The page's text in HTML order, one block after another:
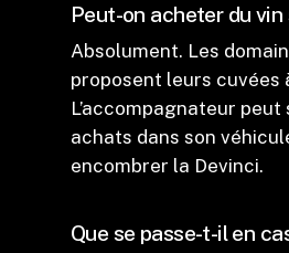
Peut-on acheter du vin
Absolument. Les
proposent leurs cuvées
L’accompagnateur
achats dans son
encombrer la Devinci.
Que se passe-t-il en